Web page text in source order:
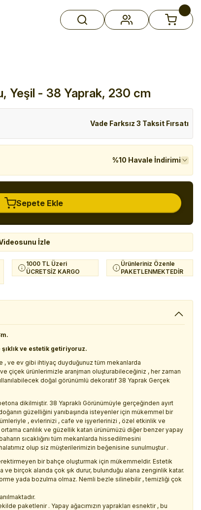
Yeşil - 38 Yaprak, 230 cm
Vade Farksız 3 Taksit Fırsatı
%10 Havale İndirimi
Sepete Ekle
İzle
1000 TL Üzeri
ÜCRETSİZ KARGO
Ürünleriniz Özenle
PAKETLENMEKTEDİR
ve estetik getiriyoruz.
, ve ev gibi ihtiyaç duyduğunuz tüm mekanlarda
çiçek ürünlerimizle aranjman oluşturabileceğiniz , her zaman
doğal görünümlü dekoratif 38 Yaprak Gerçek
dikilmiştir. 38 Yapraklı Görünümüyle gerçeğinden ayırt
güzelliğini yanıbaşında isteyenler için mükemmel bir
, evlerinizi , cafe ve işyerlerinizi , özel etkinlik ve
canlılık ve güzellik katan ürünümüzü diğer benzer yapay
sıcaklığını tüm mekanlarda hissedilmesini
olup siz müşterilerimizin beğenisine sunulmuştur .
bir bahçe oluşturmak için mükemmeldir. Estetik
ve birçok alanda çok şık durur, bulunduğu alana zenginlik katar.
yada bozulma olmaz. Nemli bezle silinebilir , temizliği çok
paketlenir . Yapay ağacımızın yaprakları esnektir , bu